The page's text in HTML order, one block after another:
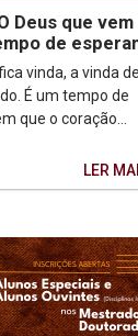
Deus que vem
de
vinda, a vinda de
É um tempo de
que o coração
LER